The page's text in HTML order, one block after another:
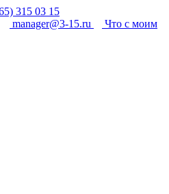
315 03 15
manager@3-15.ru
Что с моим